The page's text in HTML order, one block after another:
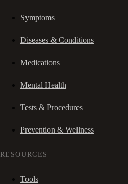
Symptoms
Diseases & Conditions
Medications
Mental Health
Tests & Procedures
Prevention & Wellness
RESOURCES
Tools